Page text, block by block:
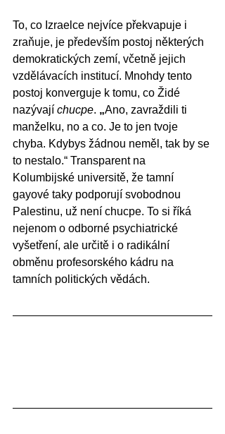
To, co Izraelce nejvíce překvapuje i
zraňuje, je především postoj některých
demokratických zemí, včetně jejich
vzdělávacích institucí. Mnohdy tento
postoj konverguje k tomu, co Židé
nazývají chucpe. „Ano, zavraždili ti
manželku, no a co. Je to jen tvoje
chyba. Kdybys žádnou neměl, tak by se
to nestalo.“ Transparent na
Kolumbijské universitě, že tamní
gayové taky podporují svobodnou
Palestinu, už není chucpe. To si říká
nejenom o odborné psychiatrické
vyšetření, ale určitě i o radikální
obměnu profesorského kádru na
tamních politických vědách.